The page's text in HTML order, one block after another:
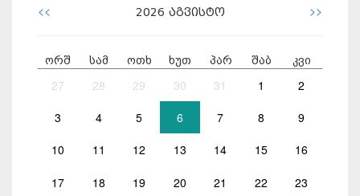
<< 2026 აგვისტო >>
ორშ სამ ოთხ ხუთ პარ შაბ კვი
27 28 29 30 31 1 2
3 4 5 6 7 8 9
10 11 12 13 14 15 16
17 18 19 20 21 22 23